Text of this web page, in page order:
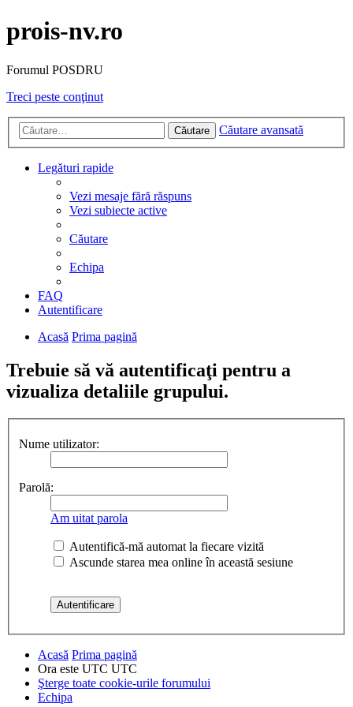
prois-nv.ro
Forumul POSDRU
Treci peste conţinut
Căutare Căutare avansată
Legături rapide
Vezi mesaje fără răspuns
Vezi subiecte active
Căutare
Echipa
FAQ
Autentificare
Acasă Prima pagină
Trebuie să vă autentificaţi pentru a
vizualiza detaliile grupului.
Nume utilizator:
Parolă:
Am uitat parola
Autentifică-mă automat la fiecare vizită
Ascunde starea mea online în această sesiune
Acasă Prima pagină
Ora este UTC UTC
Şterge toate cookie-urile forumului
Echipa